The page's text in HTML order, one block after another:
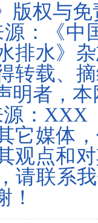
版权与
：《中
排水》
转载、
明者，
：XXX
它媒体
观点和
请联系
！